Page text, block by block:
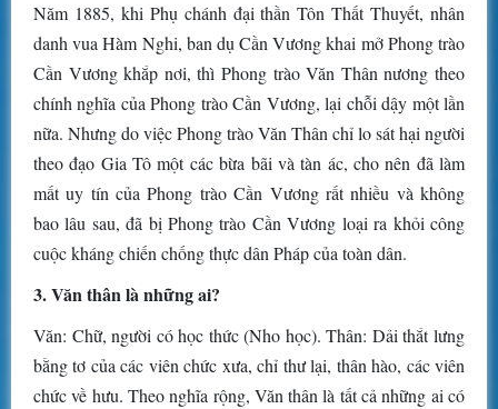
Năm 1885, khi Phụ chánh đại thần Tôn Thất Thuyết, nhân
danh vua Hàm Nghi, ban dụ Cần Vương khai mở Phong trào
Cần Vương khắp nơi, thì Phong trào Văn Thân nương theo
chính nghĩa của Phong trào Cần Vương, lại chỗi dậy một lần
nữa. Nhưng do việc Phong trào Văn Thân chỉ lo sát hại người
theo đạo Gia Tô một các bừa bãi và tàn ác, cho nên đã làm
mất uy tín của Phong trào Cần Vương rất nhiều và không
bao lâu sau, đã bị Phong trào Cần Vương loại ra khỏi công
cuộc kháng chiến chống thực dân Pháp của toàn dân.
3. Văn thân là những ai?
Văn: Chữ, người có học thức (Nho học). Thân: Dải thắt lưng
bằng tơ của các viên chức xưa, chỉ thư lại, thân hào, các viên
chức về hưu. Theo nghĩa rộng, Văn thân là tất cả những ai có